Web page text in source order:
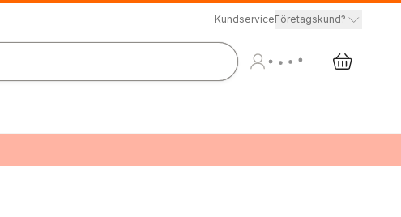
KundserviceFöretagskund?